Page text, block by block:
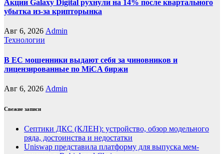
Акции Galaxy Digital рухнули на 14% после квартального
убытка из-за крипторынка
Авг 6, 2026 Admin
Технологии
В ЕС мошенники выдают себя за чиновников и
лицензированные по MiCA биржи
Авг 6, 2026 Admin
Свежие записи
Септики ДКС (КЛЕН): устройство, обзор модельного
ряда, достоинства и недостатки
Uniswap представила платформу для выпуска мем-